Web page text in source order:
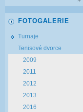
FOTOGALERIE
Turnaje
Tenisové dvorce
2009
2011
2012
2013
2016